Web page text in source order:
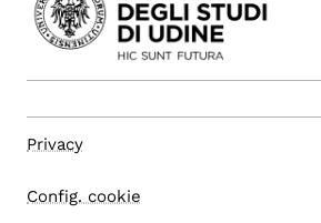
Privacy
Config. cookie